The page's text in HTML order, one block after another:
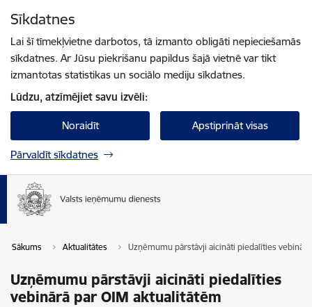
Sīkdatnes
Lai šī tīmekļvietne darbotos, tā izmanto obligāti nepieciešamās
sīkdatnes. Ar Jūsu piekrišanu papildus šajā vietnē var tikt
izmantotas statistikas un sociālo mediju sīkdatnes.
Lūdzu, atzīmējiet savu izvēli:
Noraidīt Apstiprināt visas
Pārvaldīt sīkdatnes
Sākums Aktualitātes Uzņēmumu pārstāvji aicināti piedalīties
Uzņēmumu pārstāvji aicināti piedalīties
vebinārā par OIM aktualitātēm